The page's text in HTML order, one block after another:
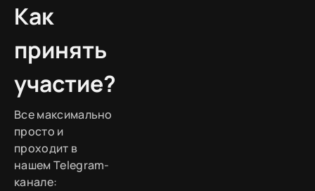
Как
принять
участие?
Все максимально
просто и
проходит в
нашем Telegram-
канале: